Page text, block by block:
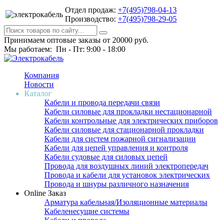
Отдел продаж: +7(495)798-04-13
Производство: +7(495)798-29-05
Принимаем оптовые заказы от 20000 руб.
Мы работаем: Пн - Пт: 9:00 - 18:00
Компания
Новости
Каталог
Кабели и провода передачи связи
Кабели силовые для прокладки нестационарной
Кабели контрольные для электрических приборов
Кабели силовые для стационарной прокладки
Кабели для систем пожарной сигнализации
Кабели для цепей управления и контроля
Кабели судовые для силовых цепей
Провода для воздушных линий электропередач
Провода и кабели для установок электрических
Провода и шнуры различного назначения
Online Заказ
Арматура кабельная/Изоляционные материалы
Кабеленесущие системы